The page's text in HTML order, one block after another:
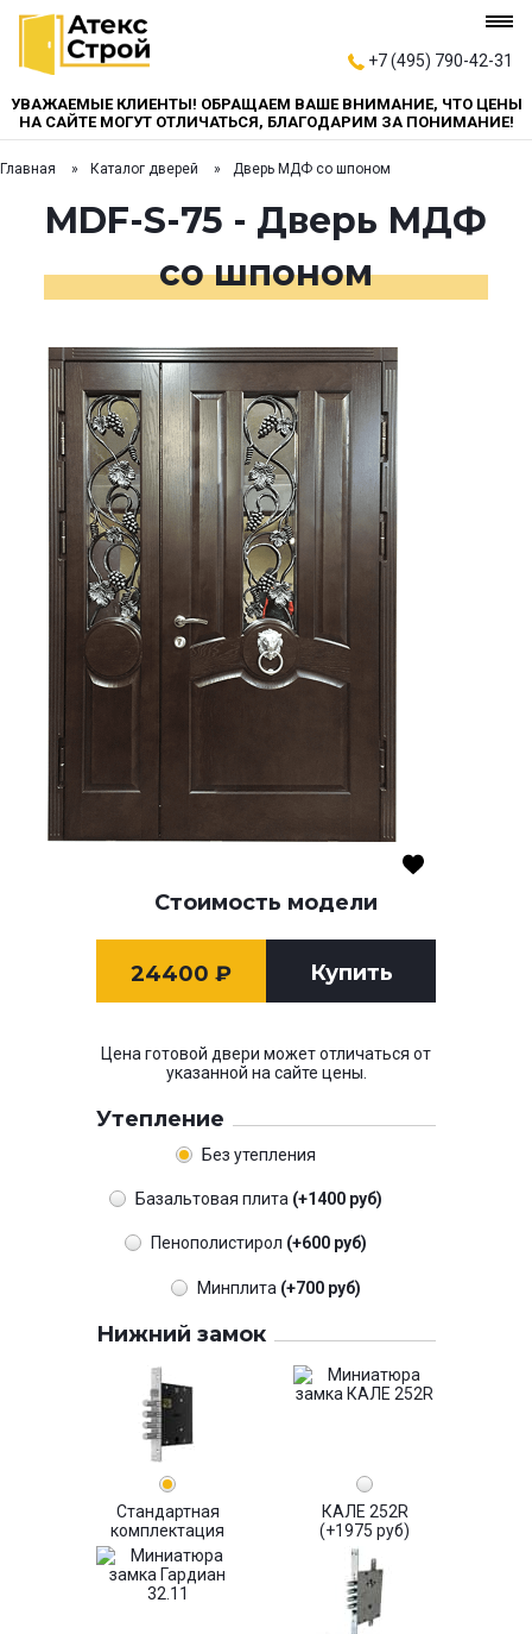
+7 (495) 790-42-31
УВАЖАЕМЫЕ КЛИЕНТЫ! ОБРАЩАЕМ ВАШЕ ВНИМАНИЕ, ЧТО ЦЕНЫ
НА САЙТЕ МОГУТ ОТЛИЧАТЬСЯ, БЛАГОДАРИМ ЗА ПОНИМАНИЕ!
Главная Каталог дверей Дверь МДФ со шпоном
MDF-S-75 - Дверь МДФ
со шпоном
Стоимость модели
24400 ₽ Купить
Цена готовой двери может отличаться от
указанной на сайте цены.
Утепление
Без утепления
Базальтовая плита (+1400 руб)
Пенополистирол (+600 руб)
Минплита (+700 руб)
Нижний замок
Стандартная
комплектация
КАЛЕ 252R
(+1975 руб)